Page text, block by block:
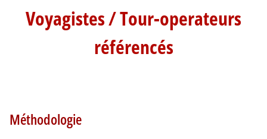
Voyagistes / Tour-operateurs
référencés
Méthodologie